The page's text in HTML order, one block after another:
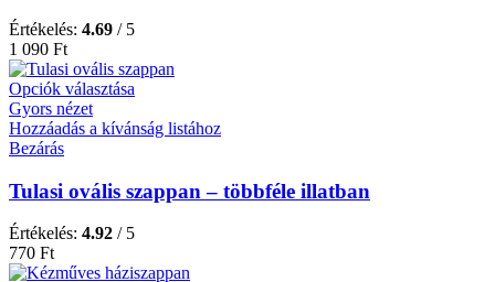
Értékelés: 4.69 / 5
1 090 Ft
Opciók választása
Gyors nézet
Hozzáadás a kívánság listához
Bezárás
Tulasi ovális szappan – többféle illatban
Értékelés: 4.92 / 5
770 Ft